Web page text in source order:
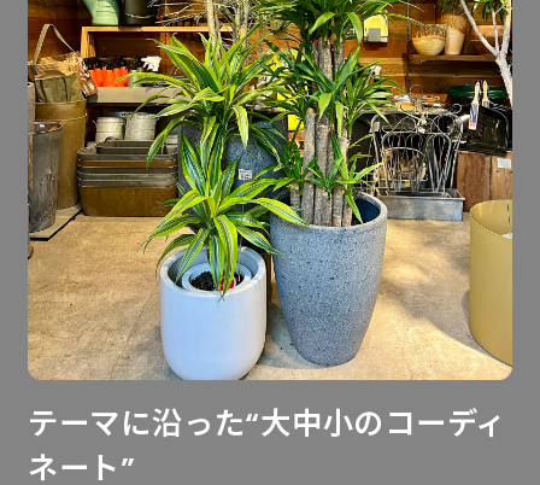
テーマに沿った“大中小のコーディ
ネート”